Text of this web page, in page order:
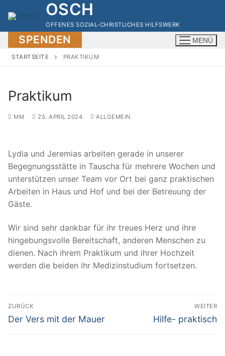
Inhalt
springen
OSCH
OFFENES SOZIAL-CHRISTLICHES HILFSWERK
SPENDEN MENÜ
STARTSEITE PRAKTIKUM
Praktikum
MM 25. APRIL 2024 ALLGEMEIN
Lydia und Jeremias arbeiten gerade in unserer
Begegnungsstätte in Tauscha für mehrere Wochen und
unterstützen unser Team vor Ort bei ganz praktischen
Arbeiten in Haus und Hof und bei der Betreuung der
Gäste.
Wir sind sehr dankbar für ihr treues Herz und ihre
hingebungsvolle Bereitschaft, anderen Menschen zu
dienen. Nach ihrem Praktikum und ihrer Hochzeit
werden die beiden ihr Medizinstudium fortsetzen.
Beitragsnavigation
ZURÜCK
Vorheriger
Der Vers mit der Mauer
WEITER
Nächster
Hilfe- praktisch